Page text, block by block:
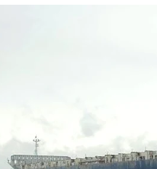
veranstaltungen